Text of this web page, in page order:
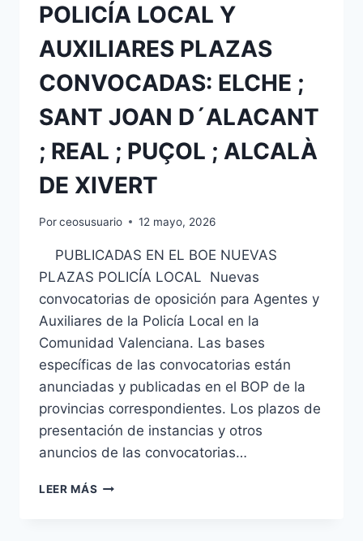
POLICÍA LOCAL Y
AUXILIARES PLAZAS
CONVOCADAS: ELCHE ;
SANT JOAN D´ALACANT
; REAL ; PUÇOL ; ALCALÀ
DE XIVERT
Porceosusuario 12 mayo, 2026
PUBLICADAS EN EL BOE NUEVAS
PLAZAS POLICÍA LOCAL Nuevas
convocatorias de oposición para Agentes y
Auxiliares de la Policía Local en la
Comunidad Valenciana. Las bases
específicas de las convocatorias están
anunciadas y publicadas en el BOP de la
provincias correspondientes. Los plazos de
presentación de instancias y otros
anuncios de las convocatorias…
LEER MÁS POLICÍA